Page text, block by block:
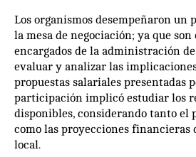
Los organismos desempeñaron un
la mesa de negociación; ya que son
encargados de la administración
evaluar y analizar las
propuestas salariales presentadas
participación implicó estudiar los
disponibles, considerando tanto el
como las proyecciones
local.